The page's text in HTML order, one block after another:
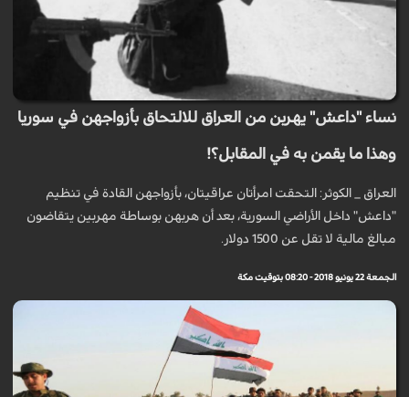
نساء "داعش" يهربن من العراق للالتحاق بأزواجهن في سوريا
وهذا ما يقمن به في المقابل؟!
العراق _ الكوثر: التحقت امرأتان عراقيتان، بأزواجهن القادة في تنظيم
"داعش" داخل الأراضي السورية، بعد أن هربهن بوساطة مهربين يتقاضون
مبالغ مالية لا تقل عن 1500 دولار.
الجمعة 22 يونيو 2018 - 08:20 بتوقيت مكة